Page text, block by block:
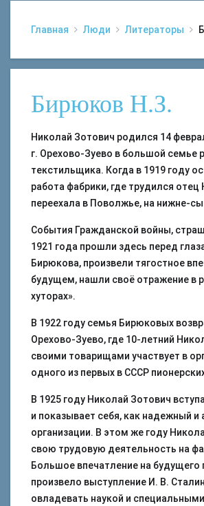
Главная Люди Литераторы
Бирюков Н.З.
Николай Зотович родился 14
г. Орехово-Зуево в большой семье
текстильщика. Когда в 1919 году
работа фабрики, где трудился
переехала в Поволжье, на нижне-
События Гражданской войны,
1921 года прошли здесь перед
Бирюкова, произвели тягостное
будущем, нашли своё отражение в
хуторах».
В 1922 году семья Бирюковых
Орехово-Зуево, где 10-летний
своими товарищами участвует в
одного из первых в СССР
В 1925 году Николай Зотович
и показывает себя, как надежный и
организации. В этом же году
свою трудовую деятельность на
Большое впечатление на будущего
произвело выступление И. В.
овладевать наукой и